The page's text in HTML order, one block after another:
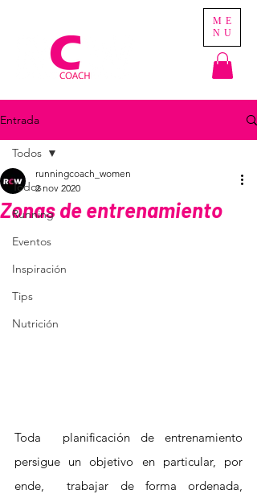
ME
NU
Entrada
Todos
Running
Eventos
Inspiración
Tips
Nutrición
Todos
Zonas de entrenamiento
runningcoach_women
2 nov 2020
Toda  planificación de entrenamiento
persigue un objetivo en particular, por
ende,  trabajar de forma ordenada,